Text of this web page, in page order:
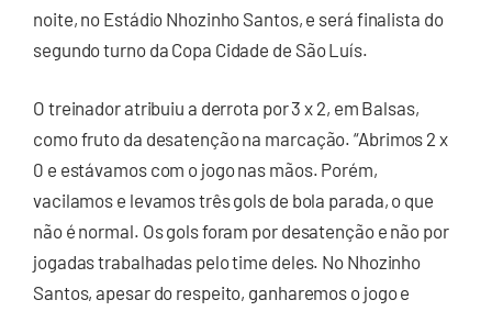
noite, no Estádio Nhozinho Santos, e será finalista do
segundo turno da Copa Cidade de São Luís.
O treinador atribuiu a derrota por 3 x 2, em Balsas,
como fruto da desatenção na marcação. “Abrimos 2 x
0 e estávamos com o jogo nas mãos. Porém,
vacilamos e levamos três gols de bola parada, o que
não é normal. Os gols foram por desatenção e não por
jogadas trabalhadas pelo time deles. No Nhozinho
Santos, apesar do respeito, ganharemos o jogo e